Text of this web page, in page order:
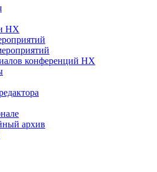
НХ
конференций НХ
архив